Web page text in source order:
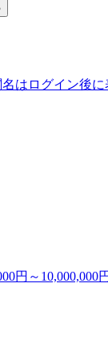
名はログイン後
円～10,000,000円